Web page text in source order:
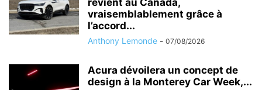
revient au Canada,
vraisemblablement grâce à
l’accord...
Anthony Lemonde - 07/08/2026
Acura dévoilera un concept de
design à la Monterey Car Week,...